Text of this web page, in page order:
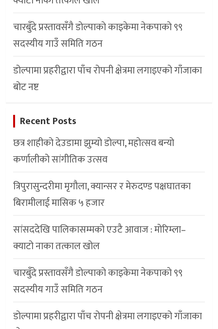
चारबुँदे प्रस्तावसँगै डाेल्पाकाे काइकेमा नेकपाकाे ९९
सदस्यीय गाउँ समिति गठन
डोल्पामा प्रहरीद्वारा पाँच रोपनी क्षेत्रमा लगाइएको गाँजाका
बोट नष्ट
Recent Posts
छत्र शाहीको देउडामा झुम्यो डोल्पा, महोत्सव बन्यो
कर्णालीको सांगीतिक उत्सव
त्रिपुरासुन्दरीमा मृगौला, क्यान्सर र मेरुदण्ड पक्षघातका
बिरामीलाई मासिक ५ हजार
सांसददेखि पालिकासम्मको एउटै आवाज : मोरिम्ला–
क्याटो नाका तत्काल खोल
चारबुँदे प्रस्तावसँगै डाेल्पाकाे काइकेमा नेकपाकाे ९९
सदस्यीय गाउँ समिति गठन
डोल्पामा प्रहरीद्वारा पाँच रोपनी क्षेत्रमा लगाइएको गाँजाका